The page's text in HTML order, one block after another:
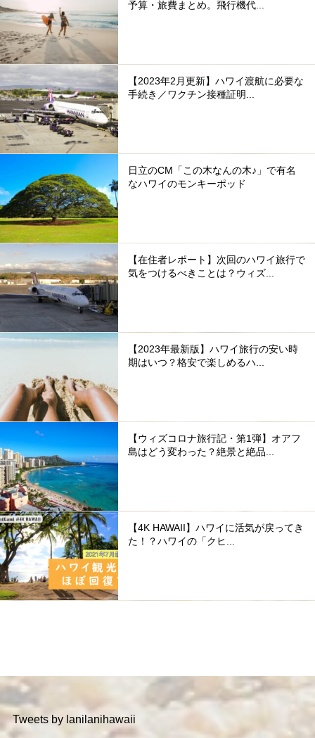
予算・旅費まとめ。飛行機代...
【2023年2月更新】ハワイ渡航に必要な
手続き／ワクチン接種証明...
日立のCM「この木なんの木♪」で有名
なハワイのモンキーポッド
【在住者レポート】次回のハワイ旅行で
気をつけるべきことは？ウィズ...
【2023年最新版】ハワイ旅行の安い時
期はいつ？格安で楽しめるハ...
【ウィズコロナ旅行記・第1弾】オアフ
島はどう変わった？絶景と絶品...
【4K HAWAII】ハワイに活気が戻ってき
た！？ハワイの「クヒ...
Tweets by lanilanihawaii